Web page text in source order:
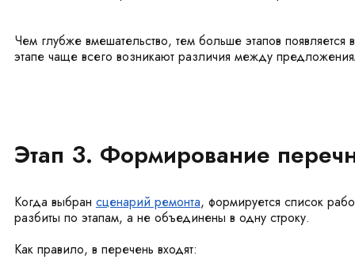
Чем глубже вмешательство, тем больше этапов
этапе чаще всего возникают различия между
Этап 3. Формирование
Когда выбран сценарий ремонта, формируется список
разбиты по этапам, а не объединены в одну строку.
Как правило, в перечень входят: